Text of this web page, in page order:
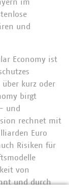
im
und
Economy ist
kurz oder
birgt
und
rechnet mit
Euro
Risiken für
von
und durch